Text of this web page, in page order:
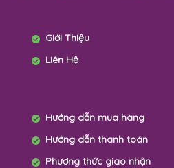
Giới Thiệu
Liên Hệ
Hướng dẫn mua hàng
Hướng dẫn thanh toán
Phương thức giao nhận